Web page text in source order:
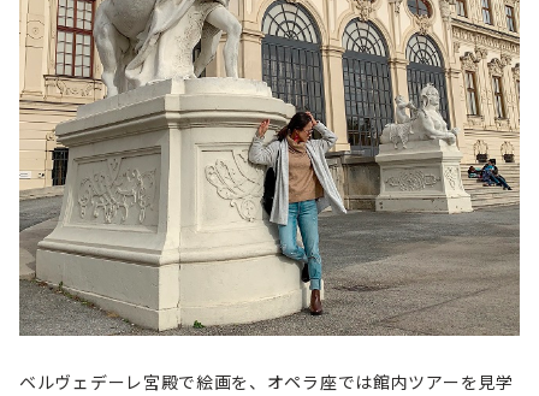
ベルヴェデーレ宮殿で絵画を、オペラ座では館内ツアーを見学